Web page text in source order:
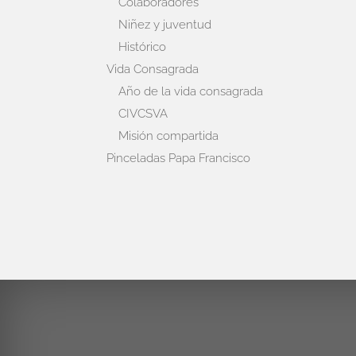
Niñez y juventud
Histórico
Vida Consagrada
Año de la vida consagrada
CIVCSVA
Misión compartida
Pinceladas Papa Francisco